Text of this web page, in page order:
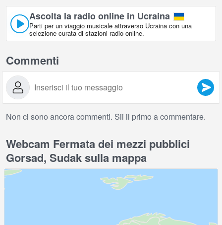
Ascolta la radio online in Ucraina
Parti per un viaggio musicale attraverso Ucraina con una
selezione curata di stazioni radio online.
Commenti
Non ci sono ancora commenti. Sii il primo a commentare.
Webcam Fermata dei mezzi pubblici
Gorsad, Sudak sulla mappa